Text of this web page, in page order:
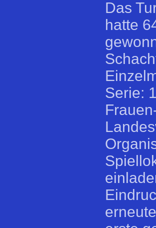
Das
hatte
Serie: